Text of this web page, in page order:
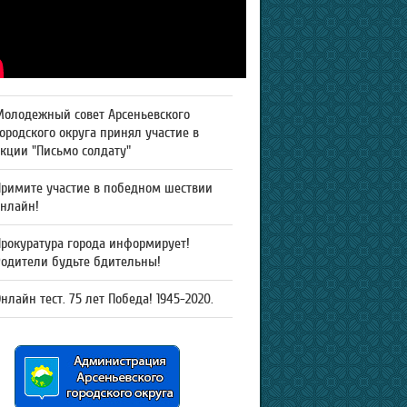
совет Арсеньевского
округа принял участие в
"Письмо солдату"
участие в победном шествии
города информирует!
будьте бдительны!
тест. 75 лет Победа! 1945-2020.